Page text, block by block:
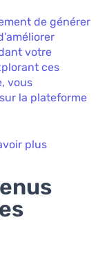
de générer
votre
ces
vous
la plateforme
plus